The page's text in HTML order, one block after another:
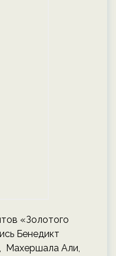
«Золотого
Бенедикт
Махершала Али,